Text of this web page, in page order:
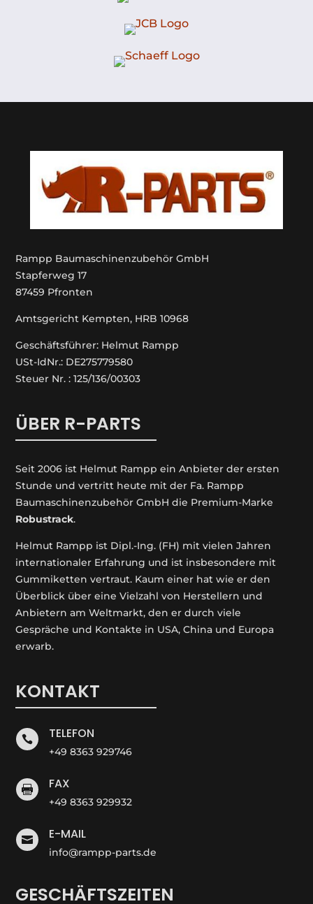
Rampp Baumaschinenzubehör GmbH
Stapferweg 17
87459 Pfronten
Amtsgericht Kempten, HRB 10968
Geschäftsführer: Helmut Rampp
USt-IdNr.: DE275779580
Steuer Nr. : 125/136/00303
ÜBER R-PARTS
Seit 2006 ist Helmut Rampp ein An­bieter der ersten
Stunde und vertritt heute mit der Fa. Rampp
Baumaschinenzubehör GmbH die Premium-Marke
Robustrack.
Helmut Rampp ist Dipl.-Ing. (FH) mit vielen Jahren
internationaler Erfahrung und ist insbesondere mit
Gummiketten vertraut. Kaum einer hat wie er den
Überblick über eine Vielzahl von Herstellern und
Anbietern am Weltmarkt, den er durch viele
Gespräche und Kontakte in USA, China und Europa
erwarb.
KONTAKT
 TELEFON
+49 8363 929746
 FAX
+49 8363 929932
 E-MAIL
info@rampp-parts.de
GESCHÄFTSZEITEN